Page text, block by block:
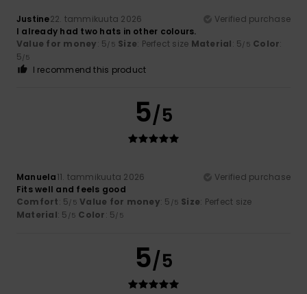
Justine22. tammikuuta 2026
Verified purchase
I already had two hats in other colours.
Value for money: 5/5 Size: Perfect size Material: 5/5 Color:
5/5
I recommend this product
5/5
Manuela11. tammikuuta 2026
Verified purchase
Fits well and feels good
Comfort: 5/5 Value for money: 5 /5 Size: Perfect size
Material: 5 /5 Color: 5/5
5/5